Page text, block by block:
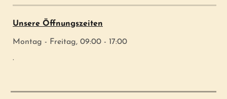
Unsere Öffnungszeiten
Montag - Freitag, 09:00 - 17:00
.